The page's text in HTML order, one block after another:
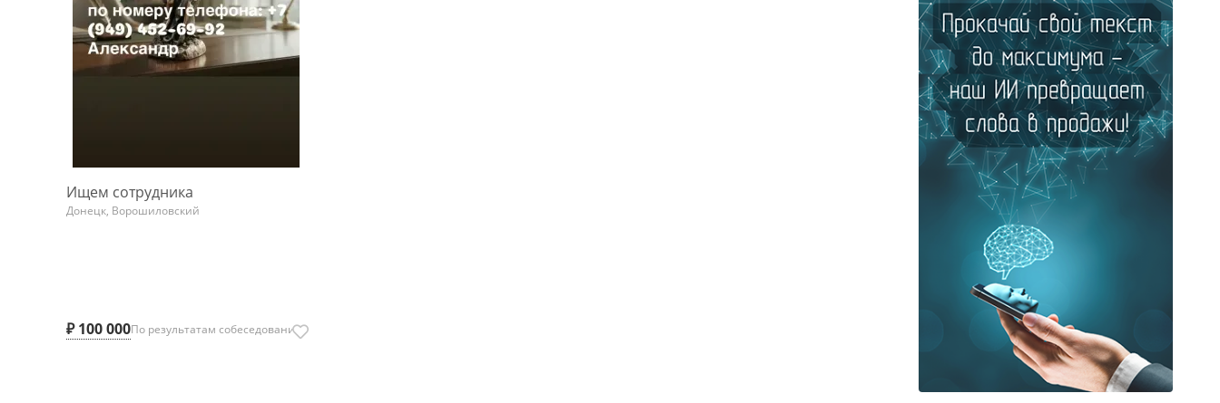
Ищем сотрудника
Донецк, Ворошиловский
₽ 100 000По результатам собеседования